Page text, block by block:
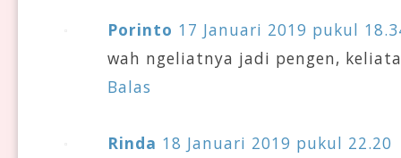
Porinto 17 Januari 2019 pukul
wah ngeliatnya jadi pengen,
Balas
Rinda 18 Januari 2019 pukul 22.20